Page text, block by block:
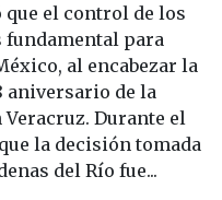
que el control de los
fundamental para
al encabezar la
aniversario de la
Durante el
la decisión tomada
del Río fue...